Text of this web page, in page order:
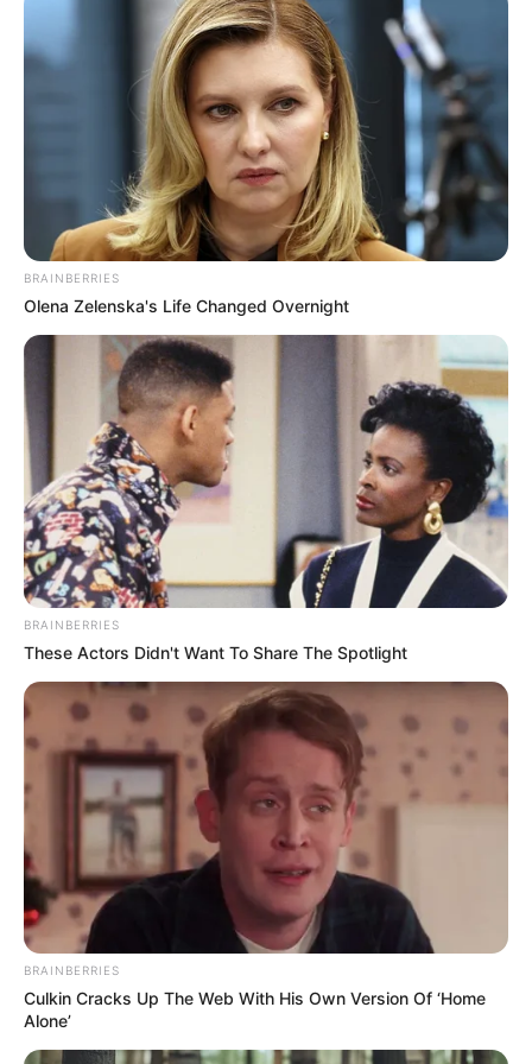
Baca juga: Biodata, Profil, dan Fakta Hayley Maxfield
(Foto: instgram/amandaeliselee)
Biodata & Profil
Nama Lengkap: Amanda Elise Lee
Nama Panggung:
Amanda Lee
Nama Panggilan: –
Tempat, Tanggal Lahir: Toronto, Ontario, Kanada, 13
Desember 1986
Kewarganegaraan: Kanada
BRAINBERRIES
Olena Zelenska's Life Changed Overnight
BRAINBERRIES
These Actors Didn't Want To Share The Spotlight
BRAINBERRIES
Culkin Cracks Up The Web With His Own Version Of ‘Home
Alone’